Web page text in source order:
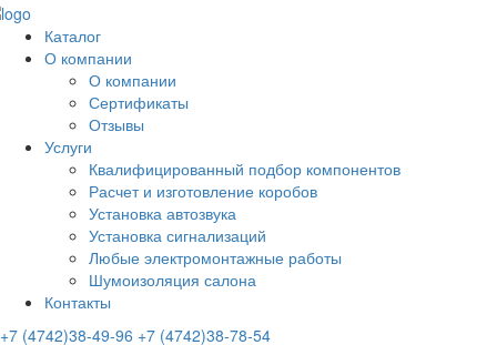
Каталог
О компании
О компании
Сертификаты
Отзывы
Услуги
Квалифицированный подбор компонентов
Расчет и изготовление коробов
Установка автозвука
Установка сигнализаций
Любые электромонтажные работы
Шумоизоляция салона
Контакты
+7 (4742)38-49-96 +7 (4742)38-78-54